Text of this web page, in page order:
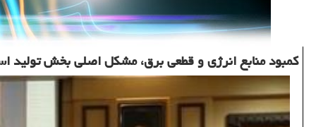
کمبود منابع انرژی و قطعی برق، مشکل اصلی بخش تولید